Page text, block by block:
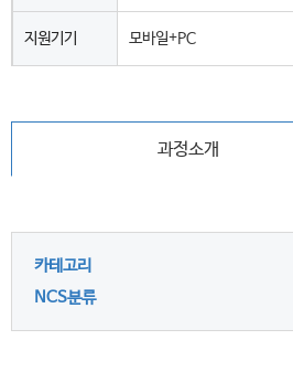
지원기기 모바일+PC
과정소개
카테고리
NCS분류